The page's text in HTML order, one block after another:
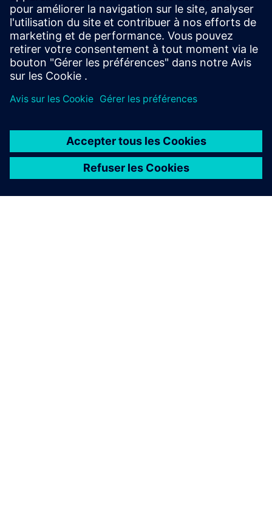
Ingénierie des
faisceaux de
câbles
Distribuez l'alimentation d'un système
de manière sûre et fiable tout au long
de ce processus de développement